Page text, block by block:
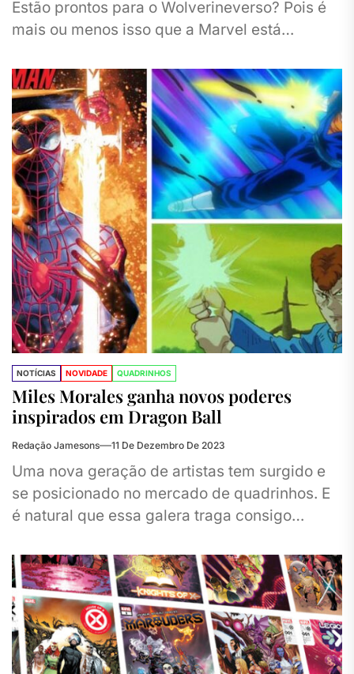
Estão prontos para o Wolverineverso? Pois é
mais ou menos isso que a Marvel está
NOTÍCIAS NOVIDADE QUADRINHOS
Miles Morales ganha novos poderes
inspirados em Dragon Ball
Redação Jamesons 11 De Dezembro De 2023
Uma nova geração de artistas tem surgido e
se posicionado no mercado de quadrinhos. E
é natural que essa galera traga consigo